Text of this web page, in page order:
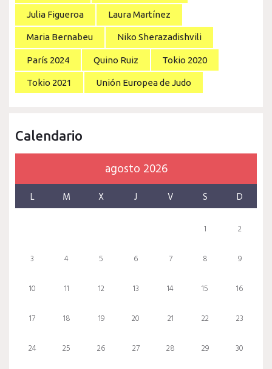
Julia Figueroa Laura Martínez
Maria Bernabeu Niko Sherazadishvili
París 2024 Quino Ruiz Tokio 2020
Tokio 2021 Unión Europea de Judo
Calendario
agosto 2026
L M X J V S D
1 2
3 4 5 6 7 8 9
10 11 12 13 14 15 16
17 18 19 20 21 22 23
24 25 26 27 28 29 30